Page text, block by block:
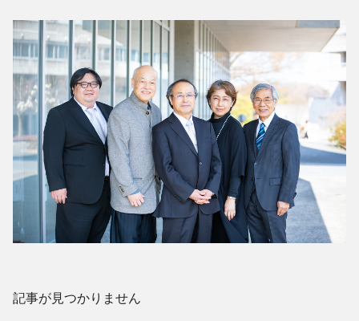
記事が見つかりません